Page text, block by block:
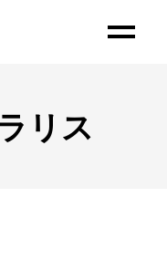
リス